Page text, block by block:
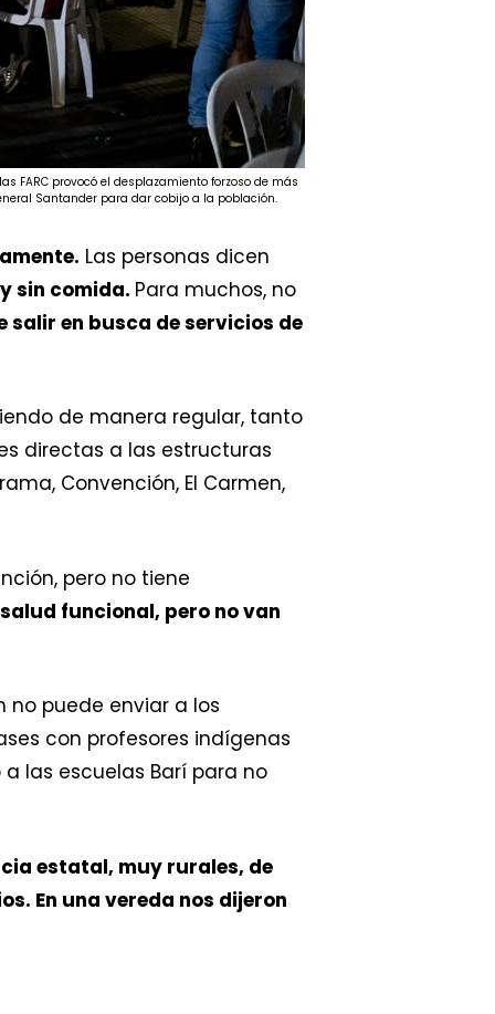
FARC provocó el desplazamiento forzoso de más
Santander para dar cobijo a la población.
Las personas dicen
sin comida. Para muchos, no
salir en busca de servicios de
de manera regular, tanto
directas a las estructuras
Convención, El Carmen,
pero no tiene
funcional, pero no van
no puede enviar a los
con profesores indígenas
las escuelas Barí para no
estatal, muy rurales, de
En una vereda nos dijeron